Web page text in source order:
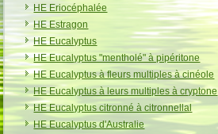
HE Eriocéphalée
HE Estragon
HE Eucalyptus
HE Eucalyptus "mentholé" à pipéritone
HE Eucalyptus à fleurs multiples à cinéole
HE Eucalyptus à leurs multiples à cryptone
HE Eucalyptus citronné à citronnellal
HE Eucalyptus d'Australie